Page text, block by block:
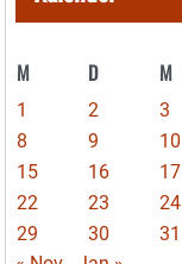
M D M
1 2 3
8
9 10
15
16 17
22
23 24
29
30
31